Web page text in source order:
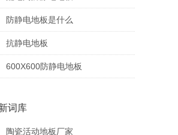
防静电地板是什么
抗静电地板
600X600防静电地板
词库
陶瓷活动地板厂家